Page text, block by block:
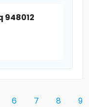
948012
6 7 8 9